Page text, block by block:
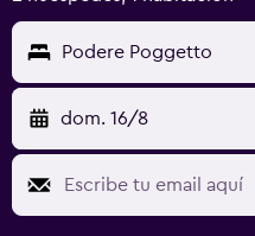
Podere Poggetto
dom. 16/8